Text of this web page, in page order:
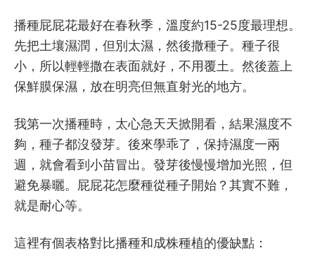
播種屁屁花最好在春秋季，溫度約15-25度最理想。
先把土壤濕潤，但別太濕，然後撒種子。種子很
小，所以輕輕撒在表面就好，不用覆土。然後蓋上
保鮮膜保濕，放在明亮但無直射光的地方。
我第一次播種時，太心急天天掀開看，結果濕度不
夠，種子都沒發芽。後來學乖了，保持濕度一兩
週，就會看到小苗冒出。發芽後慢慢增加光照，但
避免暴曬。屁屁花怎麼種從種子開始？其實不難，
就是耐心等。
這裡有個表格對比播種和成株種植的優缺點：